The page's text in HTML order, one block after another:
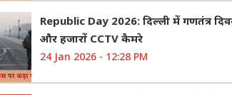
Republic Day 2026: दिल्ली में गणतंत्र
और हजारों CCTV कैमरे
24 Jan 2026 - 12:28 PM